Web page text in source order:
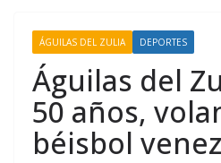
ÁGUILAS DEL ZULIA DEPORTES
Águilas del
50 años,
béisbol